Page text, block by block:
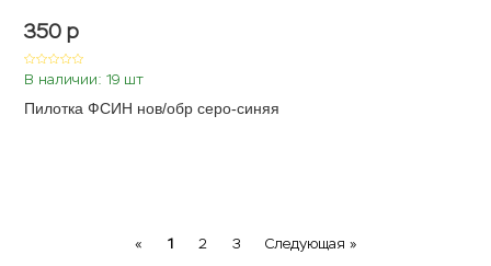
350 p
В наличии: 19 шт
Пилотка ФСИН нов/обр серо-синяя
«Previous
1 2 3 Следующая »Next